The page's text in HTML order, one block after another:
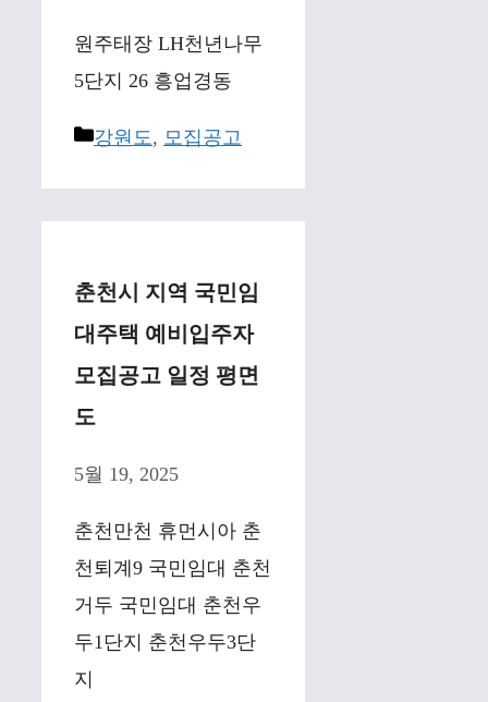
원주태장 LH천년나무
5단지 26 흥업경동
Categories
강원도 , 모집공고
춘천시 지역 국민임
대주택 예비입주자
모집공고 일정 평면
도
5월 19, 2025
춘천만천 휴먼시아 춘
천퇴계9 국민임대 춘천
거두 국민임대 춘천우
두1단지 춘천우두3단
지